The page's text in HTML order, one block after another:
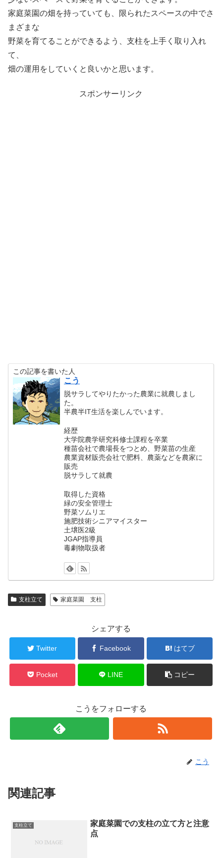
家庭菜園の畑を持っていても、限られたスペースの中でさ
まざまな
野菜を育てることができるよう、支柱を上手く取り入れ
て、
畑の運用をしていくと良いかと思います。
スポンサーリンク
この記事を書いた人
こう
脱サラしてやりたかった農業に就農しまし
た。
半農半IT生活を楽しんでいます。
経歴
大学院農学研究科修士課程を卒業
種苗会社で農場長をつとめ、野菜苗の生産
農業資材販売会社で肥料、農薬などを農家に
販売
脱サラして就農
取得した資格
緑の安全管理士
野菜ソムリエ
施肥技術シニアマイスター
土壌医2級
JGAP指導員
毒劇物取扱者
支柱立て 家庭菜園 支柱
シェアする
Twitter Facebook はてブ
Pocket LINE コピー
こうをフォローする
こう
関連記事
支柱立て
家庭菜園での支柱の立て方と注意
点